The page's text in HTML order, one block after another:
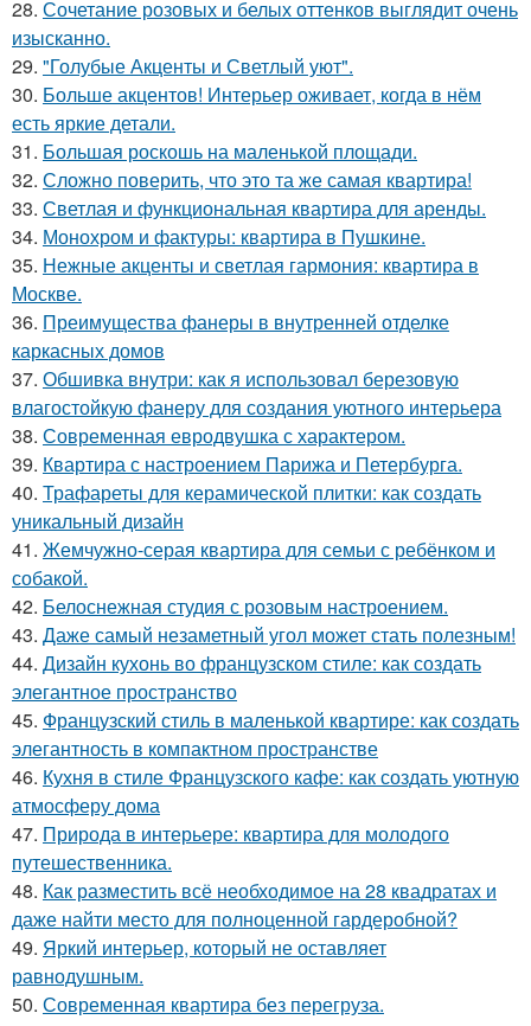
28. Сочетание розовых и белых оттенков выглядит очень
изысканно.
29. "Голубые Акценты и Светлый уют".
30. Больше акцентов! Интерьер оживает, когда в нём
есть яркие детали.
31. Большая роскошь на маленькой площади.
32. Сложно поверить, что это та же самая квартира!
33. Светлая и функциональная квартира для аренды.
34. Монохром и фактуры: квартира в Пушкине.
35. Нежные акценты и светлая гармония: квартира в
Москве.
36. Преимущества фанеры в внутренней отделке
каркасных домов
37. Обшивка внутри: как я использовал березовую
влагостойкую фанеру для создания уютного интерьера
38. Современная евродвушка с характером.
39. Квартира с настроением Парижа и Петербурга.
40. Трафареты для керамической плитки: как создать
уникальный дизайн
41. Жемчужно-серая квартира для семьи с ребёнком и
собакой.
42. Белоснежная студия с розовым настроением.
43. Даже самый незаметный угол может стать полезным!
44. Дизайн кухонь во французском стиле: как создать
элегантное пространство
45. Французский стиль в маленькой квартире: как создать
элегантность в компактном пространстве
46. Кухня в стиле Французского кафе: как создать уютную
атмосферу дома
47. Природа в интерьере: квартира для молодого
путешественника.
48. Как разместить всё необходимое на 28 квадратах и
даже найти место для полноценной гардеробной?
49. Яркий интерьер, который не оставляет
равнодушным.
50. Современная квартира без перегруза.